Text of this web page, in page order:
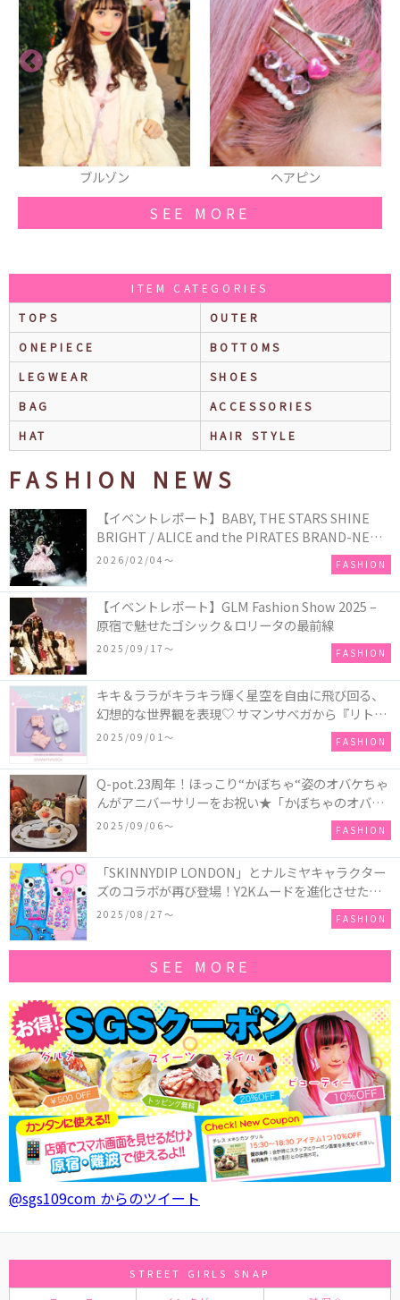
SEE MORE
ITEM CATEGORIES
TOPS
OUTER
ONEPIECE
BOTTOMS
LEGWEAR
SHOES
BAG
ACCESSORIES
HAT
HAIR STYLE
FASHION NEWS
【イベントレポート】BABY, THE STARS SHINE
BRIGHT / ALICE and the PIRATES BRAND-NEW
COLLECTION in TOKYO
2026/02/04〜 FASHION
【イベントレポート】GLM Fashion Show 2025 –
原宿で魅せたゴシック＆ロリータの最前線
2025/09/17〜 FASHION
キキ＆ララがキラキラ輝く星空を自由に飛び回る、
幻想的な世界観を表現♡ サマンサベガから『リトル
ツインスターズ』50周年アニバーサリーイヤー』を
2025/09/01〜 FASHION
Q-pot.23周年！ほっこり“かぼちゃ“姿のオバケちゃ
んがアニバーサリーをお祝い★「かぼちゃのオバケ
ーキアクセサリー」が新発売！Q-pot CAFE.では
「かぼちゃのオバケーキプレート」も登場
2025/09/06〜 FASHION
「SKINNYDIP LONDON」とナルミヤキャラクター
ズのコラボが再び登場！Y2Kムードを進化させた新
作コレクションを発売♪
2025/08/27〜 FASHION
SEE MORE
@sgs109com からのツイート
STREET GIRLS SNAP